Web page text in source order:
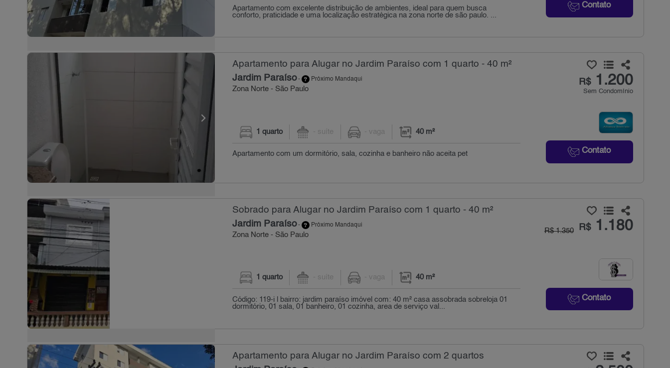
Contato
Apartamento com excelente distribuição de ambientes, ideal para quem busca
conforto, praticidade e uma localização estratégica na zona norte de são paulo. ...
Apartamento para Alugar no Jardim Paraíso com 1 quarto - 40 m²
Jardim Paraíso- Próximo Mandaqui
Zona Norte - São Paulo
R$1.200
Sem Condomínio
Contato
1 quarto - suíte - vaga 40 m²
Apartamento com um dormitório, sala, cozinha e banheiro não aceita pet
Sobrado para Alugar no Jardim Paraíso com 1 quarto - 40 m²
Jardim Paraíso- Próximo Mandaqui
Zona Norte - São Paulo
R$1.180
R$ 1.350
Contato
1 quarto - suíte - vaga 40 m²
Código: 119-i l bairro: jardim paraíso imóvel com: 40 m² casa assobrada sobreloja 01
dormitório, 01 sala, 01 banheiro, 01 cozinha, area de serviço val...
Apartamento para Alugar no Jardim Paraíso com 2 quartos